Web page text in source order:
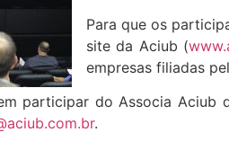
Para que os
site da Aciub (
empresas filiadas
participar do Associa
.